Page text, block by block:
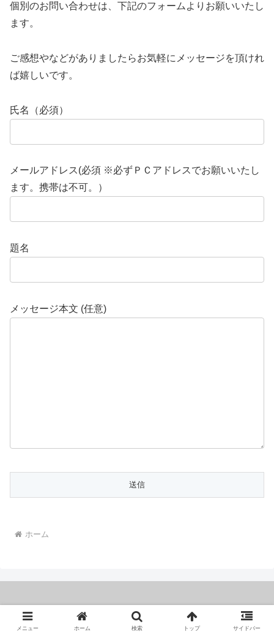
個別のお問い合わせは、下記のフォームよりお願いいたし
ます。
ご感想やなどがありましたらお気軽にメッセージを頂けれ
ば嬉しいです。
氏名（必須）
メールアドレス(必須 ※必ずＰＣアドレスでお願いいたし
ます。携帯は不可。）
題名
メッセージ本文 (任意)
ホーム
Copyright © 2023 １億円トレーダー
メニュー ホーム 検索 トップ サイドバー